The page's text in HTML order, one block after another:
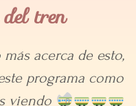
tren
acerca de esto,
programa como
viendo